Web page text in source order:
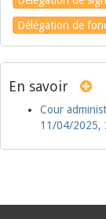
Délégation de
En savoir
Cour
11/04/2025,